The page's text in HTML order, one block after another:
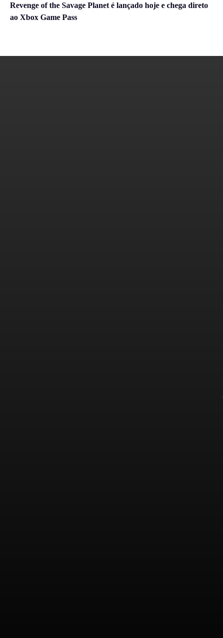
Revenge of the Savage Planet é lançado hoje e chega direto
ao Xbox Game Pass